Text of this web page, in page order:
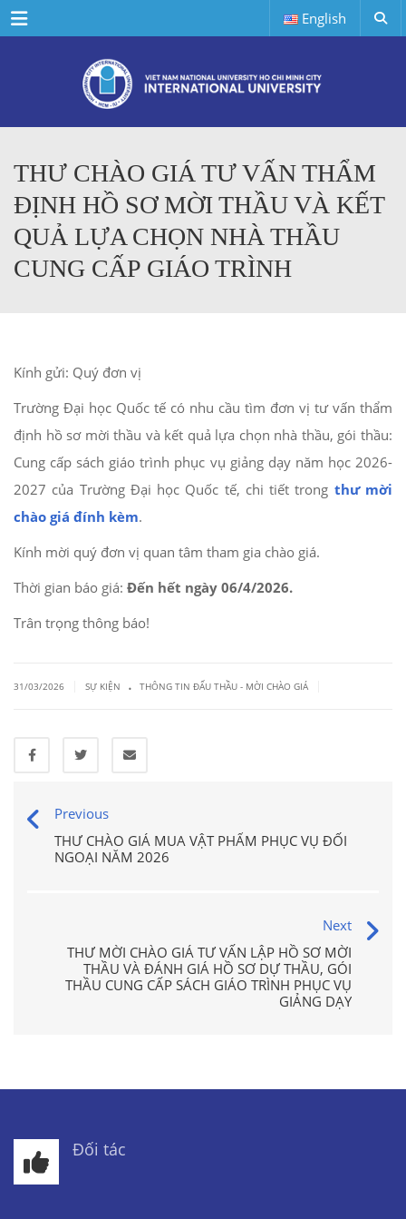
Menu English
THƯ CHÀO GIÁ TƯ VẤN THẨM
ĐỊNH HỒ SƠ MỜI THẦU VÀ KẾT
QUẢ LỰA CHỌN NHÀ THẦU
CUNG CẤP GIÁO TRÌNH
Kính gửi: Quý đơn vị
Trường Đại học Quốc tế có nhu cầu tìm đơn vị tư vấn thẩm
định hồ sơ mời thầu và kết quả lựa chọn nhà thầu, gói thầu:
Cung cấp sách giáo trình phục vụ giảng dạy năm học 2026-
2027 của Trường Đại học Quốc tế, chi tiết trong thư mời
chào giá đính kèm.
Kính mời quý đơn vị quan tâm tham gia chào giá.
Thời gian báo giá: Đến hết ngày 06/4/2026.
Trân trọng thông báo!
31/03/2026 SỰ KIỆN . THÔNG TIN ĐẤU THẦU - MỜI CHÀO GIÁ
Previous
THƯ CHÀO GIÁ MUA VẬT PHẨM PHỤC VỤ ĐỐI
NGOẠI NĂM 2026
Next
THƯ MỜI CHÀO GIÁ TƯ VẤN LẬP HỒ SƠ MỜI
THẦU VÀ ĐÁNH GIÁ HỒ SƠ DỰ THẦU, GÓI
THẦU CUNG CẤP SÁCH GIÁO TRÌNH PHỤC VỤ
GIẢNG DẠY
Đối tác